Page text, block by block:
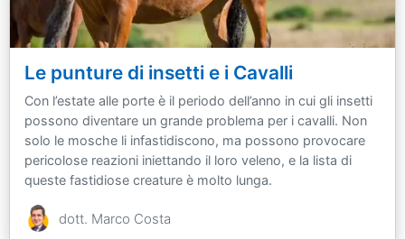
Le punture di insetti e i Cavalli
Con l’estate alle porte è il periodo dell’anno in cui gli insetti
possono diventare un grande problema per i cavalli. Non
solo le mosche li infastidiscono, ma possono provocare
pericolose reazioni iniettando il loro veleno, e la lista di
queste fastidiose creature è molto lunga.
dott. Marco Costa